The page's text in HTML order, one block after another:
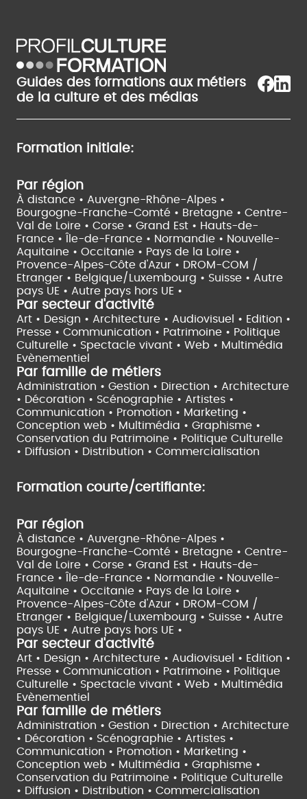
Guides des formations aux métiers
de la culture et des médias
Formation initiale:
Par région
À distance • Auvergne-Rhône-Alpes •
Bourgogne-Franche-Comté • Bretagne • Centre-
Val de Loire • Corse • Grand Est • Hauts-de-
France •
Île-de-France • Normandie • Nouvelle-
Aquitaine • Occitanie • Pays de la Loire •
Provence-Alpes-Côte d'Azur • DROM-COM /
Etranger • Belgique/Luxembourg • Suisse • Autre
pays UE • Autre pays hors UE •
Par secteur d'activité
Art • Design • Architecture • Audiovisuel • Edition •
Presse • Communication • Patrimoine • Politique
Culturelle • Spectacle vivant • Web • Multimédia
Evènementiel
Par famille de métiers
Administration • Gestion • Direction • Architecture
• Décoration • Scénographie • Artistes •
Communication • Promotion • Marketing •
Conception web • Multimédia • Graphisme •
Conservation du Patrimoine • Politique Culturelle
• Diffusion • Distribution • Commercialisation
Formation courte/certifiante:
Par région
À distance • Auvergne-Rhône-Alpes •
Bourgogne-Franche-Comté • Bretagne • Centre-
Val de Loire • Corse • Grand Est • Hauts-de-
France •
Île-de-France • Normandie • Nouvelle-
Aquitaine • Occitanie • Pays de la Loire •
Provence-Alpes-Côte d'Azur • DROM-COM /
Etranger • Belgique/Luxembourg • Suisse • Autre
pays UE • Autre pays hors UE •
Par secteur d'activité
Art • Design • Architecture • Audiovisuel • Edition •
Presse • Communication • Patrimoine • Politique
Culturelle • Spectacle vivant • Web • Multimédia
Evènementiel
Par famille de métiers
Administration • Gestion • Direction • Architecture
• Décoration • Scénographie • Artistes •
Communication • Promotion • Marketing •
Conception web • Multimédia • Graphisme •
Conservation du Patrimoine • Politique Culturelle
• Diffusion • Distribution • Commercialisation